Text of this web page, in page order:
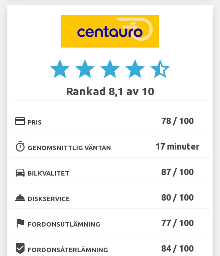
star star star star star_half
Rankad 8,1 av 10
credit_card PRIS 78 / 100
timer GENOMSNITTLIG VÄNTAN 17 minuter
directions_car BILKVALITET 87 / 100
room_service DISKSERVICE 80 / 100
flag FORDONSUTLÄMNING 77 / 100
beenhere FORDONSÅTERLÄMNING 84 / 100